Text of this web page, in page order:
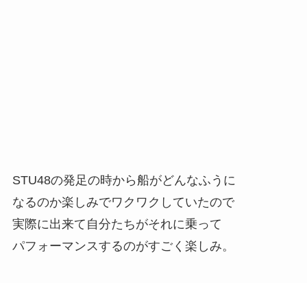
STU48の発足の時から船がどんなふうに
なるのか楽しみでワクワクしていたので
実際に出来て自分たちがそれに乗って
パフォーマンスするのがすごく楽しみ。